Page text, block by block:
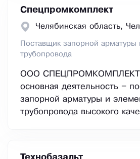
Спецпромкомплект
Челябинская область,
Поставщик запорной арматуры
трубопровода
ООО
основная деятельность –
запорной арматуры и
трубопровода высокого